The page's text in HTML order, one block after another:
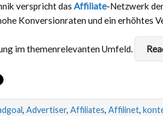
verspricht dasAffiliate-Netzwerk
Konversionraten und ein erhöhtes
im themenrelevanten Umfeld.
, Advertiser, Affiliates, Affilinet,